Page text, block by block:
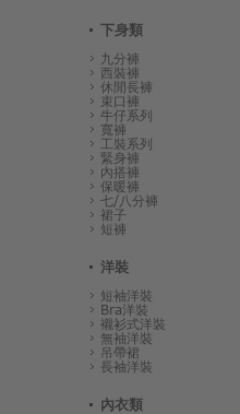
下身類
九分褲
西裝褲
休閒長褲
束口褲
牛仔系列
寬褲
工裝系列
緊身褲
內搭褲
保暖褲
七/八分褲
裙子
短褲
洋裝
短袖洋裝
Bra洋裝
襯衫式洋裝
無袖洋裝
吊帶裙
長袖洋裝
內衣類